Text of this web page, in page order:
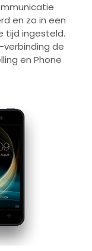
en zo in een
tijd ingesteld.
de
en Phone